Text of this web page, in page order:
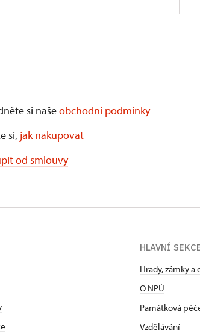
si našeobchodní podmínky
si, jak nakupovat
od smlouvy
HLAVNÍ
Hrady, zámky
O NPÚ
Památková
Vzdělávání